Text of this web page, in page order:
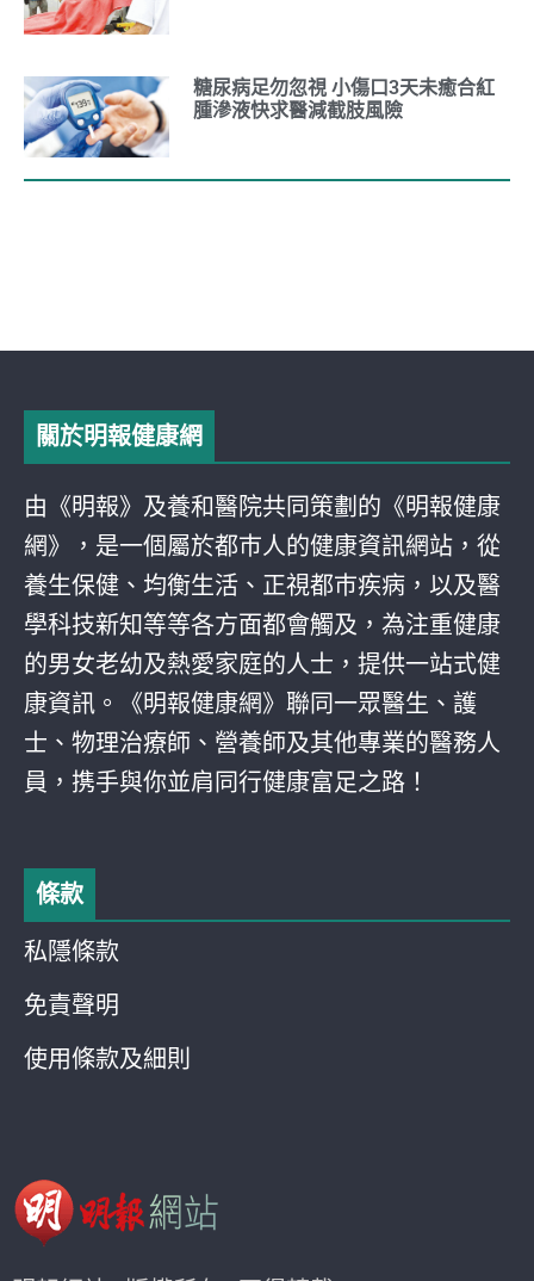
糖尿病足勿忽視 小傷口3天未癒合紅
腫滲液快求醫減截肢風險
關於明報健康網
由《明報》及養和醫院共同策劃的《明報健康
網》，是一個屬於都巿人的健康資訊網站，從
養生保健、均衡生活、正視都巿疾病，以及醫
學科技新知等等各方面都會觸及，為注重健康
的男女老幼及熱愛家庭的人士，提供一站式健
康資訊。《明報健康網》聯同一眾醫生、護
士、物理治療師、營養師及其他專業的醫務人
員，携手與你並肩同行健康富足之路！
條款
私隱條款
免責聲明
使用條款及細則